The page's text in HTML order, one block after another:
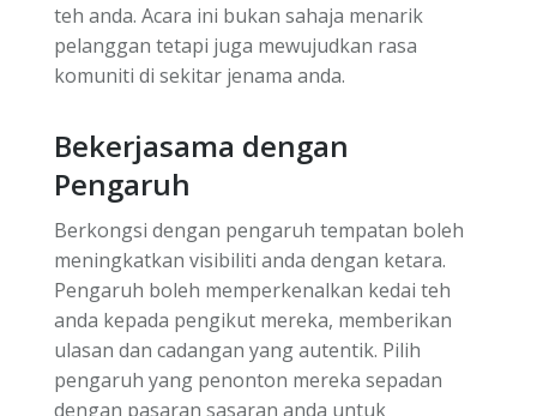
teh anda. Acara ini bukan sahaja menarik
pelanggan tetapi juga mewujudkan rasa
komuniti di sekitar jenama anda.
Bekerjasama dengan
Pengaruh
Berkongsi dengan pengaruh tempatan boleh
meningkatkan visibiliti anda dengan ketara.
Pengaruh boleh memperkenalkan kedai teh
anda kepada pengikut mereka, memberikan
ulasan dan cadangan yang autentik. Pilih
pengaruh yang penonton mereka sepadan
dengan pasaran sasaran anda untuk